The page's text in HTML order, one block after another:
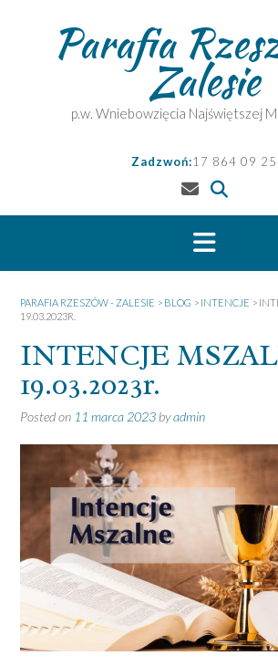
Parafia
Zalesie
p.w. Wniebowzięcia Najświętszej
Zadzwoń:17 864 09 25
PARAFIA RZESZÓW - ZALESIE > BLOG > INTENCJE >
19.03.2023R.
INTENCJE
19.03.2023r.
Posted on 11 marca 2023 byadmin